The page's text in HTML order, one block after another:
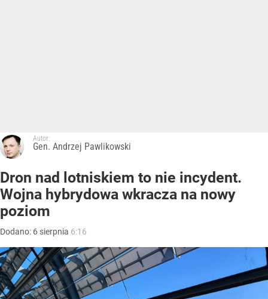
Autor:
Gen. Andrzej Pawlikowski
Dron nad lotniskiem to nie incydent.
Wojna hybrydowa wkracza na nowy
poziom
Dodano: 6 sierpnia 6:16